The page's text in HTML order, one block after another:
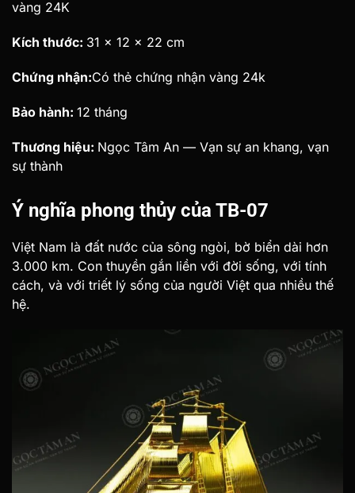
vàng 24K
Kích thước: 31 × 12 × 22 cm
Chứng nhận:Có thẻ chứng nhận vàng 24k
Bảo hành: 12 tháng
Thương hiệu: Ngọc Tâm An — Vạn sự an khang, vạn
sự thành
Ý nghĩa phong thủy của TB-07
Việt Nam là đất nước của sông ngòi, bờ biển dài hơn
3.000 km. Con thuyền gắn liền với đời sống, với tính
cách, và với triết lý sống của người Việt qua nhiều thế
hệ.